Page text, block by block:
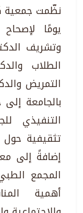
نظّمت جمعية
يومًا
وتشريف
الطلاب
التمريض
بالجامعة
التنفيذي
تثقيفية حول
إضافةً إلى
المجمع
أهمية